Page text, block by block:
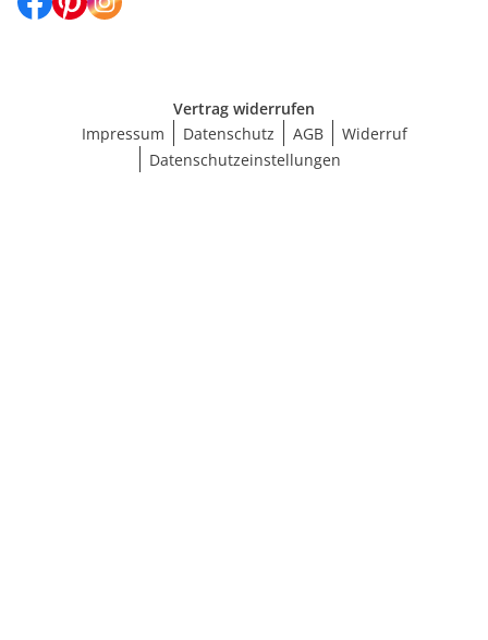
Vertrag widerrufen
Impressum
Datenschutz AGB
Widerruf
Datenschutzeinstellungen